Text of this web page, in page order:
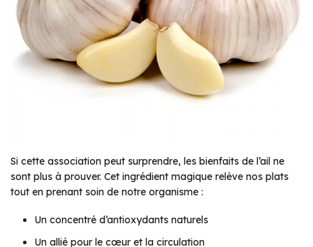
Si cette association peut surprendre, les bienfaits de l’ail ne
sont plus à prouver. Cet ingrédient magique relève nos plats
tout en prenant soin de notre organisme :
Un concentré d’antioxydants naturels
Un allié pour le cœur et la circulation